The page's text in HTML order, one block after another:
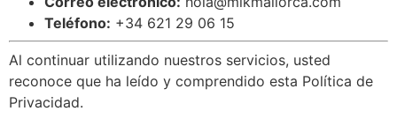
Teléfono: +34 621 29 06 15
Al continuar utilizando nuestros servicios, usted
reconoce que ha leído y comprendido esta Política de
Privacidad.